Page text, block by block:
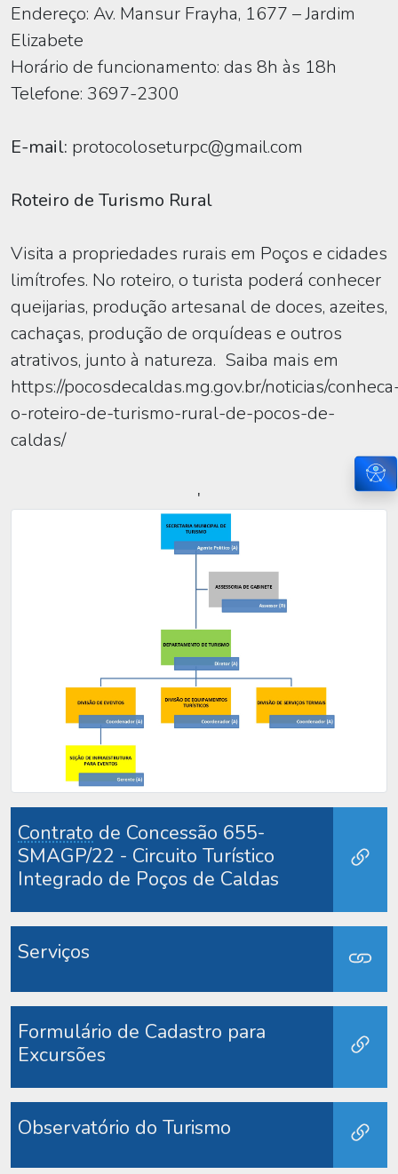
Endereço: Av. Mansur Frayha, 1677 – Jardim
Elizabete
Horário de funcionamento: das 8h às 18h
Telefone: 3697-2300
E-mail: protocoloseturpc@gmail.com
Roteiro de Turismo Rural
Visita a propriedades rurais em Poços e cidades
limítrofes. No roteiro, o turista poderá conhecer
queijarias, produção artesanal de doces, azeites,
cachaças, produção de orquídeas e outros
atrativos, junto à natureza. Saiba mais em
https://pocosdecaldas.mg.gov.br/noticias/
o-roteiro-de-turismo-rural-de-pocos-de-
caldas/
'
Contrato de Concessão 655-
SMAGP/22 - Circuito Turístico
Integrado de Poços de Caldas
Serviços
Formulário de Cadastro para
Excursões
Observatório do Turismo